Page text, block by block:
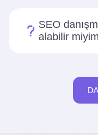
SEO
alabilir